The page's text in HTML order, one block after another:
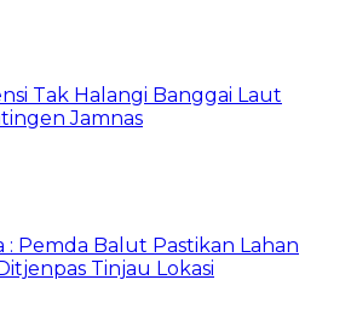
Tak Halangi Banggai Laut
Jamnas
: Pemda Balut Pastikan Lahan
Tinjau Lokasi